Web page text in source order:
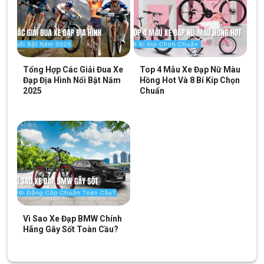
Bánh trướcXe Đạp Điện Ava Hot Girl 12 Inch
Hệ thống nhún trước và nhún sau được trang bị đầy đủ giúp
giảm cảm giác xóc và dằn trên những đoạn đường xấu. Giảm
thiểu các tác động làm giảm tuổi thọ của xe.
Thiết kế nhỏ gọn với không gian để đồ dưới xe
Tổng Hợp Các Giải Đua Xe
Đạp Địa Hình Nổi Bật Năm
2025
Top 4 Mẫu Xe Đạp Nữ Màu
Hồng Hot Và 8 Bí Kíp Chọn
Chuẩn
Vì Sao Xe Đạp BMW Chính
Hãng Gây Sốt Toàn Cầu?